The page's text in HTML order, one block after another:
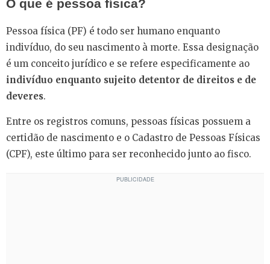
O que é pessoa física?
Pessoa física (PF) é todo ser humano enquanto
indivíduo, do seu nascimento à morte. Essa designação
é um conceito jurídico e se refere especificamente ao
indivíduo enquanto sujeito detentor de direitos e de
deveres.
Entre os registros comuns, pessoas físicas possuem a
certidão de nascimento e o Cadastro de Pessoas Físicas
(CPF), este último para ser reconhecido junto ao fisco.